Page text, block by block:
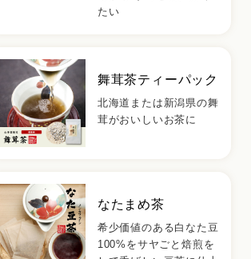
たい
舞茸茶ティーパック
北海道または新潟県の舞
茸がおいしいお茶に
なたまめ茶
希少価値のある白なた豆
100%をサヤごと焙煎を